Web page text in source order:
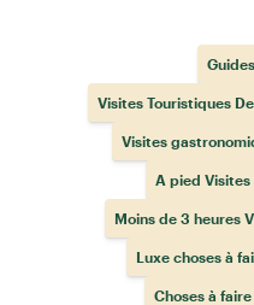
Visites Touristiques
Visites
A pied Visites
Moins de 3 heures
Luxe choses à
Choses à